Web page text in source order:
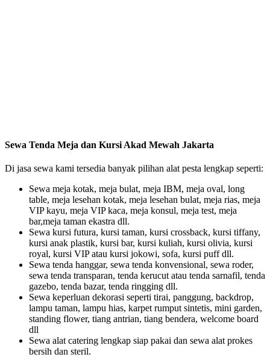
Sewa Tenda Meja dan Kursi Akad Mewah Jakarta
Di jasa sewa kami tersedia banyak pilihan alat pesta lengkap seperti:
Sewa meja kotak, meja bulat, meja IBM, meja oval, long
table, meja lesehan kotak, meja lesehan bulat, meja rias, meja
VIP kayu, meja VIP kaca, meja konsul, meja test, meja
bar,meja taman ekastra dll.
Sewa kursi futura, kursi taman, kursi crossback, kursi tiffany,
kursi anak plastik, kursi bar, kursi kuliah, kursi olivia, kursi
royal, kursi VIP atau kursi jokowi, sofa, kursi puff dll.
Sewa tenda hanggar, sewa tenda konvensional, sewa roder,
sewa tenda transparan, tenda kerucut atau tenda sarnafil, tenda
gazebo, tenda bazar, tenda ringging dll.
Sewa keperluan dekorasi seperti tirai, panggung, backdrop,
lampu taman, lampu hias, karpet rumput sintetis, mini garden,
standing flower, tiang antrian, tiang bendera, welcome board
dll
Sewa alat catering lengkap siap pakai dan sewa alat prokes
bersih dan steril.